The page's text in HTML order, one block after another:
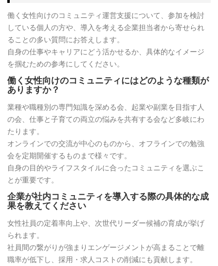
働く女性向けのコミュニティ運営支援について、参加を検討
している個人の方や、導入を考える企業担当者から寄せられ
ることの多い質問にお答えします。
自身の仕事やキャリアにどう活かせるか、具体的なイメージ
を掴むための参考にしてください。
働く女性向けのコミュニティにはどのような種類が
ありますか？
業種や職種別の専門知識を深める会、起業や副業を目指す人
の会、仕事と子育ての両立の悩みを共有する会など多岐にわ
たります。
オンラインでの交流が中心のものから、オフラインでの勉強
会を定期開催するものまで様々です。
自身の目的やライフスタイルに合ったコミュニティを選ぶこ
とが重要です。
企業が社内コミュニティを導入する際の具体的な成
果を教えてください
女性社員の定着率向上や、次世代リーダー候補の育成が挙げ
られます。
社員間の繋がりが強まりエンゲージメントが高まることで離
職率が低下し、採用・求人コストの削減にも貢献します。